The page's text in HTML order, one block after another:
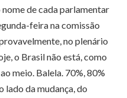
de cada parlamentar
feira na comissão
no plenário
o Brasil não está, como
meio. Balela. 70%, 80%
lado da mudança, do